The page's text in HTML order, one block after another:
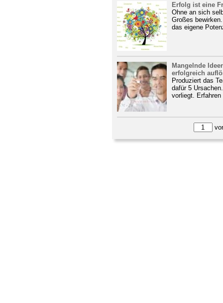
Erfolg ist eine
Ohne an sich
Großes
das eigene
Mangelnde
erfolgreich
Produziert das
dafür 5
vorliegt.